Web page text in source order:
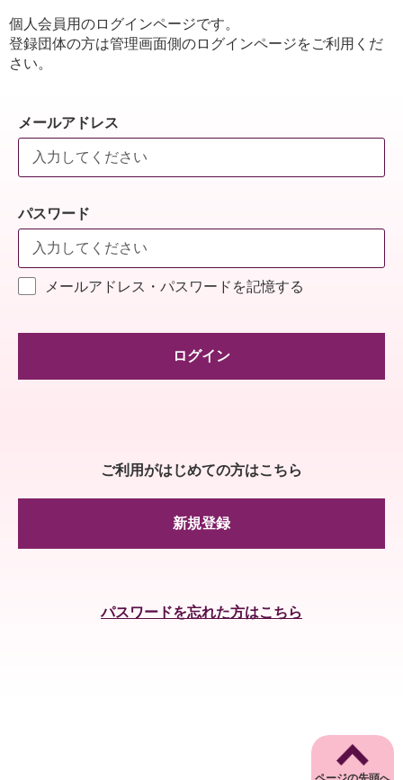
個人会員用のログインページです。
登録団体の方は管理画面側のログインページをご利用くだ
さい。
メールアドレス
パスワード
メールアドレス・パスワードを記憶する
ログイン
ご利用がはじめての方はこちら
新規登録
パスワードを忘れた方はこちら